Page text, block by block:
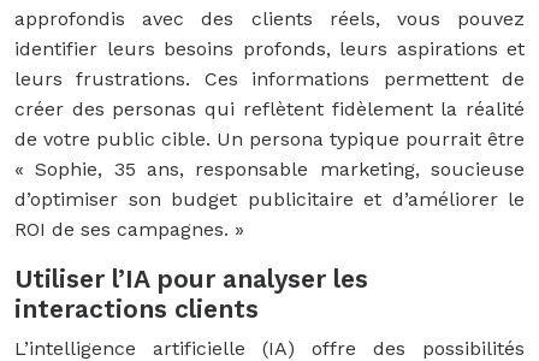
approfondis avec des clients réels, vous pouvez
identifier leurs besoins profonds, leurs aspirations et
leurs frustrations. Ces informations permettent de
créer des personas qui reflètent fidèlement la réalité
de votre public cible. Un persona typique pourrait être
« Sophie, 35 ans, responsable marketing, soucieuse
d’optimiser son budget publicitaire et d’améliorer le
ROI de ses campagnes. »
Utiliser l’IA pour analyser les
interactions clients
L’intelligence artificielle (IA) offre des possibilités